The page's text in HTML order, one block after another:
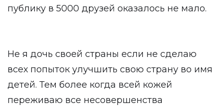
публику в 5000 друзей оказалось не мало.
Не я дочь своей страны если не сделаю
всех попыток улучшить свою страну во имя
детей. Тем более когда всей кожей
переживаю все несовершенства